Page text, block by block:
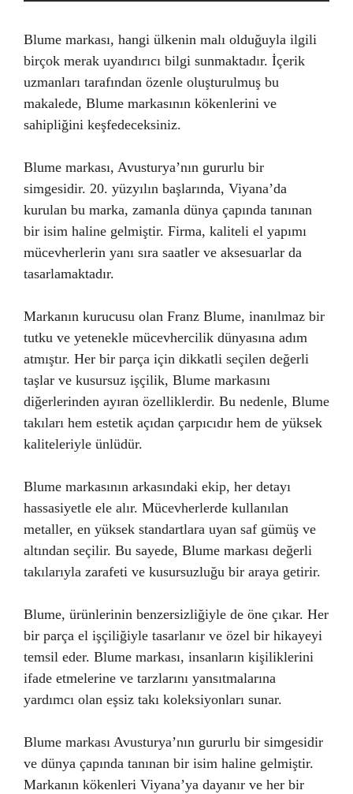
Blume markası, hangi ülkenin malı olduğuyla ilgili
birçok merak uyandırıcı bilgi sunmaktadır. İçerik
uzmanları tarafından özenle oluşturulmuş bu
makalede, Blume markasının kökenlerini ve
sahipliğini keşfedeceksiniz.
Blume markası, Avusturya’nın gururlu bir
simgesidir. 20. yüzyılın başlarında, Viyana’da
kurulan bu marka, zamanla dünya çapında tanınan
bir isim haline gelmiştir. Firma, kaliteli el yapımı
mücevherlerin yanı sıra saatler ve aksesuarlar da
tasarlamaktadır.
Markanın kurucusu olan Franz Blume, inanılmaz bir
tutku ve yetenekle mücevhercilik dünyasına adım
atmıştır. Her bir parça için dikkatli seçilen değerli
taşlar ve kusursuz işçilik, Blume markasını
diğerlerinden ayıran özelliklerdir. Bu nedenle, Blume
takıları hem estetik açıdan çarpıcıdır hem de yüksek
kaliteleriyle ünlüdür.
Blume markasının arkasındaki ekip, her detayı
hassasiyetle ele alır. Mücevherlerde kullanılan
metaller, en yüksek standartlara uyan saf gümüş ve
altından seçilir. Bu sayede, Blume markası değerli
takılarıyla zarafeti ve kusursuzluğu bir araya getirir.
Blume, ürünlerinin benzersizliğiyle de öne çıkar. Her
bir parça el işçiliğiyle tasarlanır ve özel bir hikayeyi
temsil eder. Blume markası, insanların kişiliklerini
ifade etmelerine ve tarzlarını yansıtmalarına
yardımcı olan eşsiz takı koleksiyonları sunar.
Blume markası Avusturya’nın gururlu bir simgesidir
ve dünya çapında tanınan bir isim haline gelmiştir.
Markanın kökenleri Viyana’ya dayanır ve her bir